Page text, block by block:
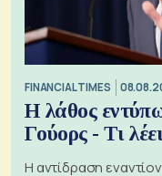
FINANCIAL TIMES
Η λάθος
Γούορς - Τι
Η αντίδραση